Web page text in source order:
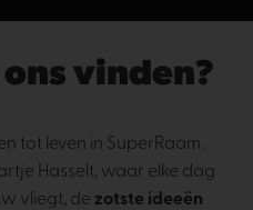
vinden?
tot leven in SuperRaam.
Hasselt, waar elke dag
vliegt, de zotste ideeën